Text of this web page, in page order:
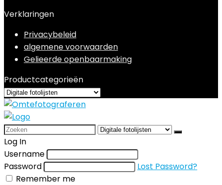
Verklaringen
Privacybeleid
algemene voorwaarden
Gelieerde openbaarmaking
Productcategorieën
Search
for:
Log In
Username
Password
Lost Password?
Remember me